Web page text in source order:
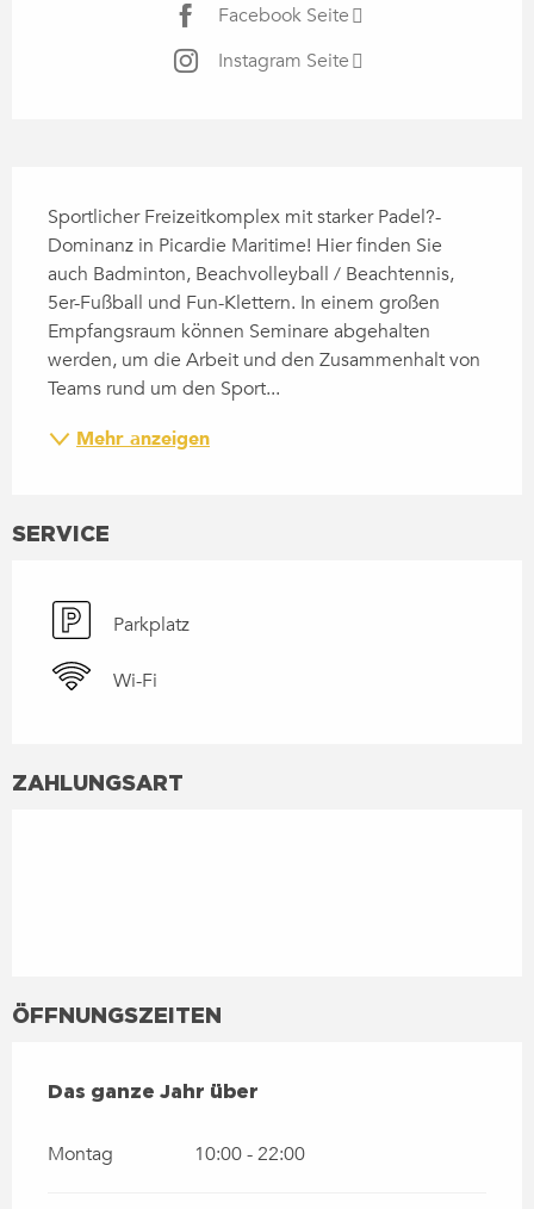
Facebook Seite
Instagram Seite
Sportlicher Freizeitkomplex mit starker Padel?-
Dominanz in Picardie Maritime! Hier finden Sie
auch Badminton, Beachvolleyball / Beachtennis,
5er-Fußball und Fun-Klettern. In einem großen
Empfangsraum können Seminare abgehalten
werden, um die Arbeit und den Zusammenhalt von
Teams rund um den Sport...
Mehr anzeigen
SERVICE
Parkplatz
Wi-Fi
ZAHLUNGSART
ÖFFNUNGSZEITEN
DAS GANZE JAHR ÜBER
Das ganze Jahr über
Montag 10:00 - 22:00